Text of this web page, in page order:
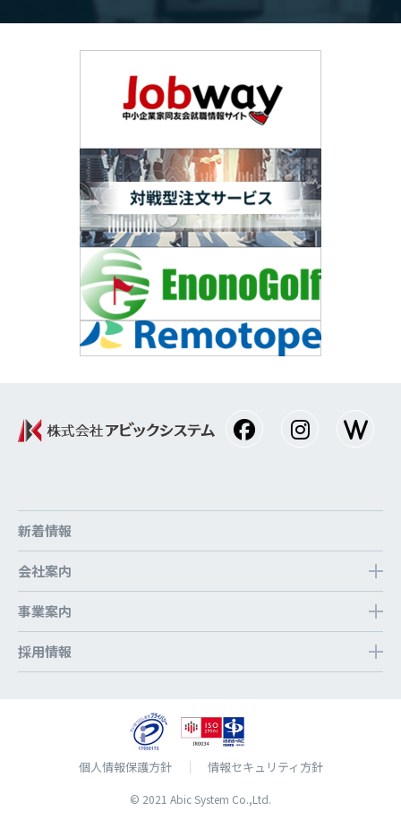
新着情報
会社案内
事業案内
採⽤情報
個⼈情報保護⽅針 情報セキュリティ方針
© 2021 Abic System Co.,Ltd.